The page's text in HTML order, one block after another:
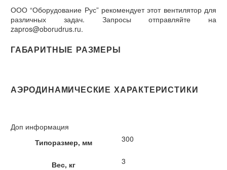
ООО “Оборудование Рус” рекомендует этот вентилятор для
различных задач. Запросы отправляйте на
zapros@oborudrus.ru.
ГАБАРИТНЫЕ РАЗМЕРЫ
АЭРОДИНАМИЧЕСКИЕ ХАРАКТЕРИСТИКИ
Доп информация
Типоразмер, мм
300
Вес, кг 3